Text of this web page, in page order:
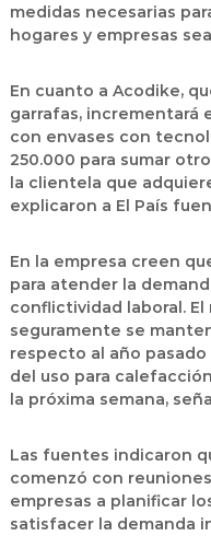
medidas necesarias
hogares y empresas
En cuanto a Acodike,
garrafas, incrementará
con envases con
250.000 para sumar
la clientela que
explicaron a El País
En la empresa creen
para atender la
conflictividad laboral.
seguramente se
respecto al año
del uso para
la próxima semana,
Las fuentes indicaron
comenzó con
empresas a planificar
satisfacer la demanda